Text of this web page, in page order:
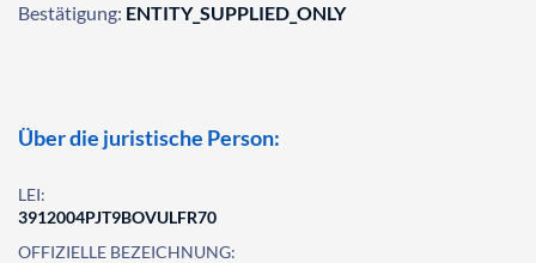
Bestätigung: ENTITY_SUPPLIED_ONLY
Über die juristische Person:
LEI:
3912004PJT9BOVULFR70
OFFIZIELLE BEZEICHNUNG: